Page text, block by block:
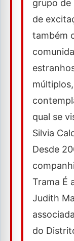
grupo
de
também
qual se
Silvia
Desde
Trama É
Judith
do